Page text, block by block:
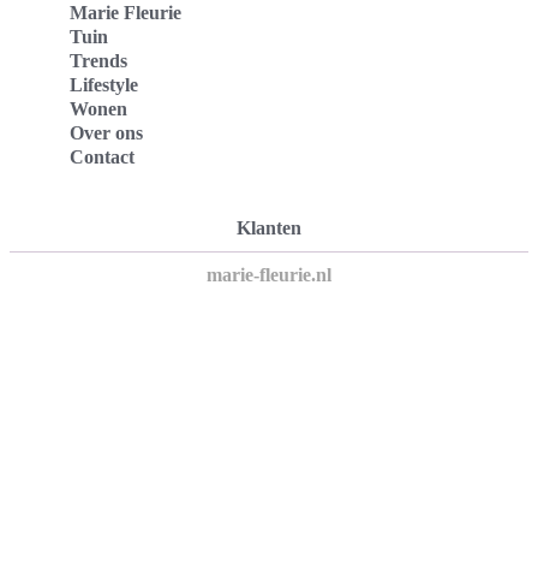
Marie Fleurie
Tuin
Trends
Lifestyle
Wonen
Over ons
Contact
Klanten
marie-fleurie.nl